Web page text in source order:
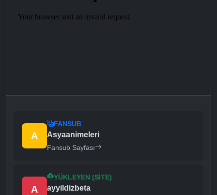
A
FANSUB
Asyaanimeleri
Fansub Sayfası
A
YÜKLEYEN (SITE)
ayyildizbeta